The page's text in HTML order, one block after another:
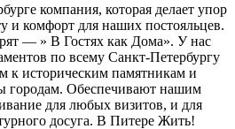
компания, которая делает упор
и комфорт для наших постояльцев.
— » В Гостях как Дома». У нас
по всему Санкт-Петербургу
к историческим памятникам и
городам. Обеспечивают нашим
для любых визитов, и для
досуга. В Питере Жить!